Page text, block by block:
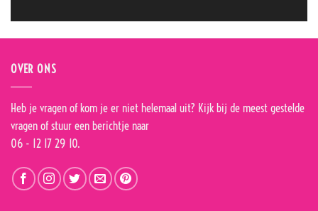
OVER ONS
Heb je vragen of kom je er niet helemaal uit? Kijk bij de meest gestelde
vragen of stuur een berichtje naar
06 - 12 17 29 10.